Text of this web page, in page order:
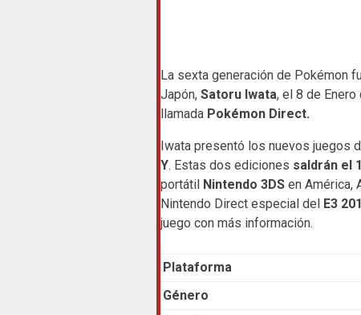
La sexta generación de Pokémon
Japón, Satoru Iwata, el 8 de
llamada Pokémon Direct.
Iwata presentó los nuevos juegos
Y. Estas dos ediciones saldrán el
portátil Nintendo 3DSen América,
Nintendo Direct especial del E3
juego con más información.
Plataforma
Género